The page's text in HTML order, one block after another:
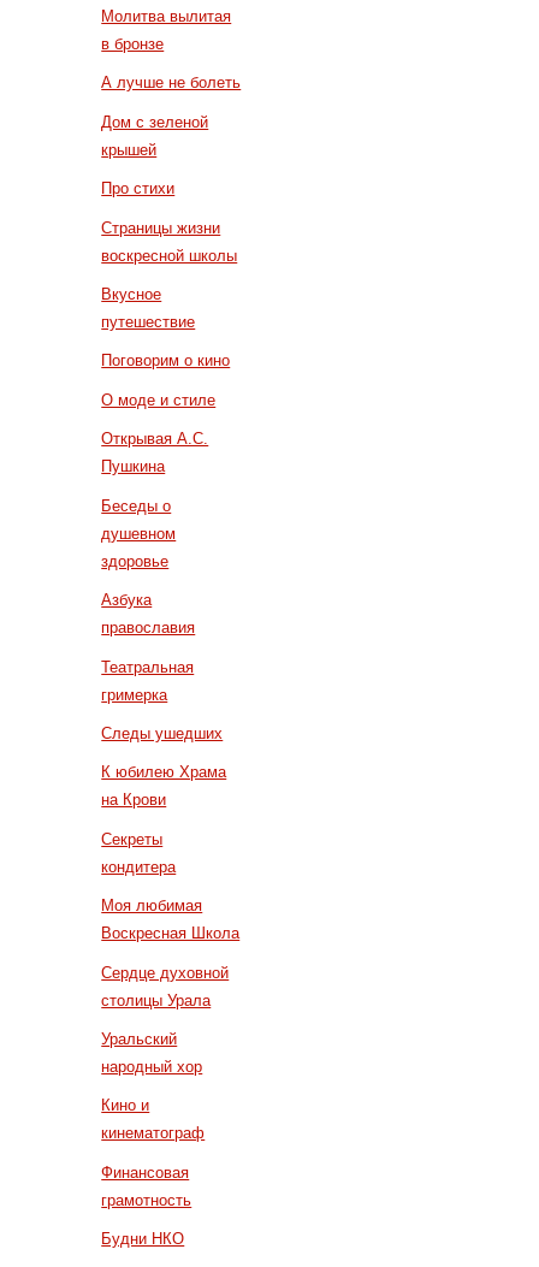
Молитва вылитая
в бронзе
А лучше не болеть
Дом с зеленой
крышей
Про стихи
Страницы жизни
воскресной школы
Вкусное
путешествие
Поговорим о кино
О моде и стиле
Открывая А.С.
Пушкина
Беседы о
душевном
здоровье
Азбука
православия
Театральная
гримерка
Следы ушедших
К юбилею Храма
на Крови
Секреты
кондитера
Моя любимая
Воскресная Школа
Сердце духовной
столицы Урала
Уральский
народный хор
Кино и
кинематограф
Финансовая
грамотность
Будни НКО